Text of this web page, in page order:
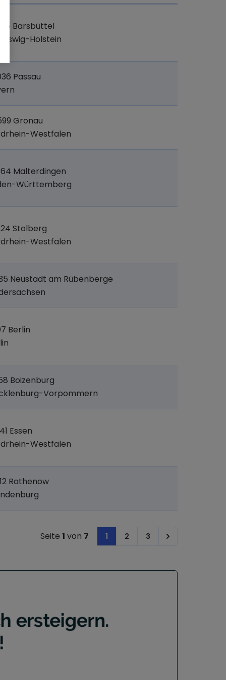
Barsbüttel
Holstein
Passau
Gronau
Westfalen
Malterdingen
Württemberg
Stolberg
Westfalen
Neustadt am Rübenberge
Berlin
Boizenburg
Vorpommern
Essen
Westfalen
Rathenow
Seite 1 von 7 1 2 3 Next